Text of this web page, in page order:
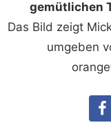
gemütlichen
Das Bild zeigt
umgeben